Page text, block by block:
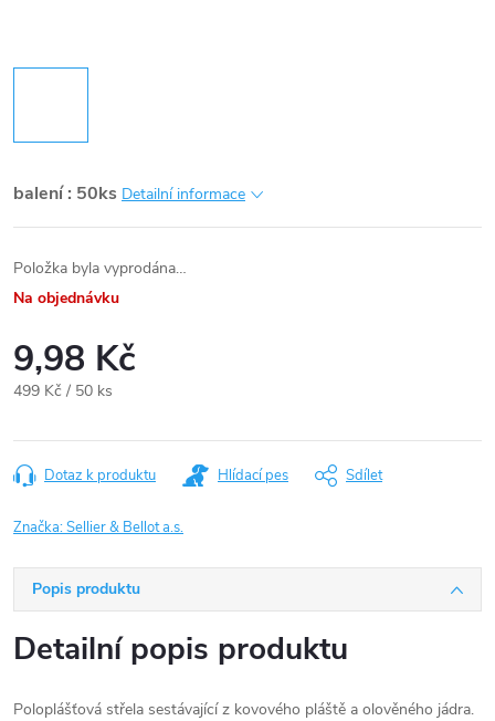
balení : 50ks Detailní informace
Položka byla vyprodána…
Na objednávku
9,98 Kč
Měrná
499 Kč / 50 ks
Dotaz k produktu Hlídací pes Sdílet
Značka:Sellier & Bellot a.s.
Popis produktu
Detailní popis produktu
Poloplášťová střela sestávající z kovového pláště a olověného jádra.